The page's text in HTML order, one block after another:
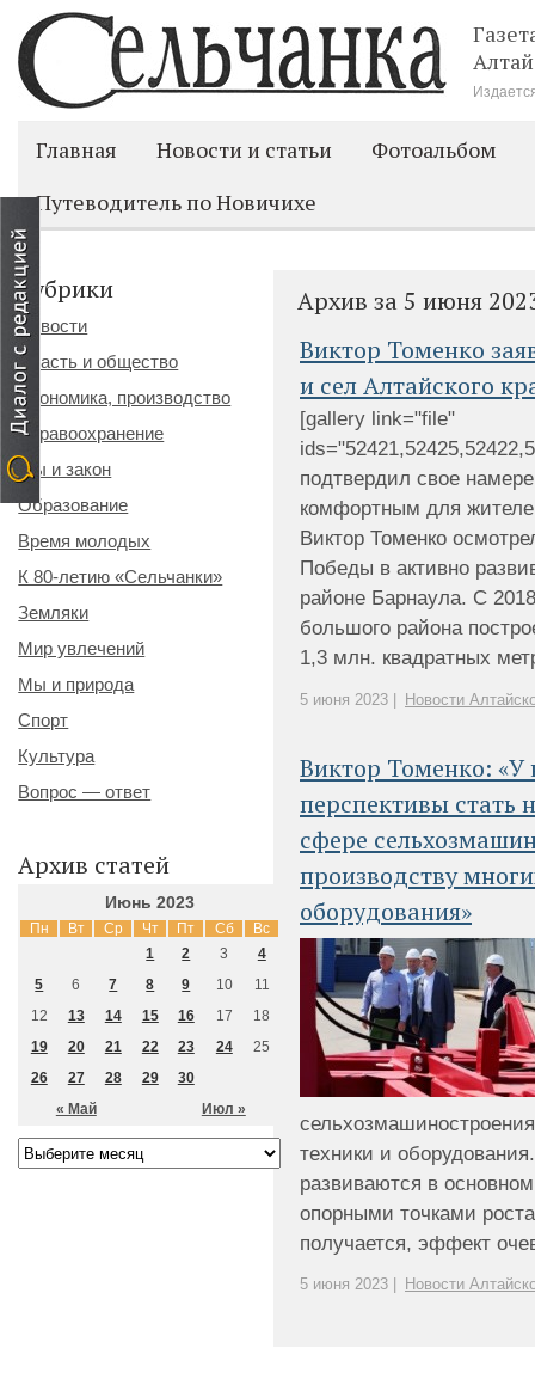
Главная Новости и статьи
Фотоальбом
Путеводитель по Новичихе
Архив за 5 июня
Виктор Томенко
и сел Алтайского
[gallery link="file"
подтвердил свое
комфортным для
Виктор Томенко
Победы в активно
районе Барнаула. С
большого района
1,3 млн. квадратных
5 июня 2023 | Новости
Виктор Томенко: «У
перспективы стать
сфере
производству
оборудования»
техники и
развиваются в
опорными точками
получается, эффект
5 июня 2023 | Новости
Рубрики
Новости
Власть и общество
Экономика, производство
Здравоохранение
Мы и закон
Образование
Время молодых
К 80-летию «Сельчанки»
Земляки
Мир увлечений
Мы и природа
Спорт
Культура
Вопрос — ответ
Архив статей
Июнь 2023
Пн Вт Ср Чт Пт Сб Вс
« Май Июл »
1 2 3
4
5
6 7 8 9 10
11
12
13 14 15 16 17
18
19
20 21 22 23 24
25
26
27 28 29 30